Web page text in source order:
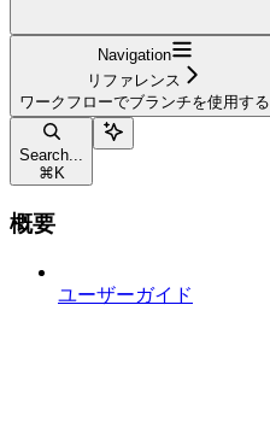
Navigation
リファレンス
ワークフローでブランチを使用する
Search...
⌘ K
概要
ユーザーガイド